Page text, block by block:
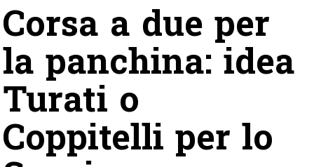
Corsa a due per
la panchina: idea
Turati o
Coppitelli per lo